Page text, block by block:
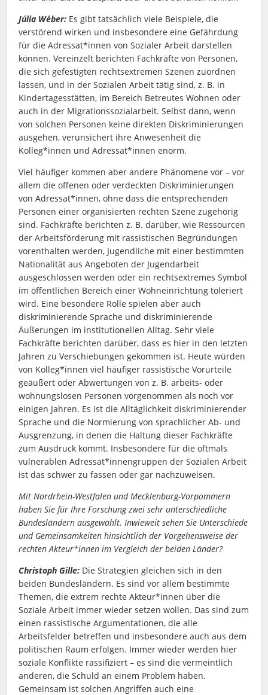
Júlia Wéber: Es gibt tatsächlich viele Beispiele, die
verstörend wirken und insbesondere eine Gefährdung
für die Adressat*innen von Sozialer Arbeit darstellen
können. Vereinzelt berichten Fachkräfte von Personen,
die sich gefestigten rechtsextremen Szenen zuordnen
lassen, und in der Sozialen Arbeit tätig sind, z. B. in
Kindertagesstätten, im Bereich Betreutes Wohnen oder
auch in der Migrationssozialarbeit. Selbst dann, wenn
von solchen Personen keine direkten Diskriminierungen
ausgehen, verunsichert ihre Anwesenheit die
Kolleg*innen und Adressat*innen enorm.
Viel häufiger kommen aber andere Phänomene vor – vor
allem die offenen oder verdeckten Diskriminierungen
von Adressat*innen, ohne dass die entsprechenden
Personen einer organisierten rechten Szene zugehörig
sind. Fachkräfte berichten z. B. darüber, wie Ressourcen
der Arbeitsförderung mit rassistischen Begründungen
vorenthalten werden, Jugendliche mit einer bestimmten
Nationalität aus Angeboten der Jugendarbeit
ausgeschlossen werden oder ein rechtsextremes Symbol
im öffentlichen Bereich einer Wohneinrichtung toleriert
wird. Eine besondere Rolle spielen aber auch
diskriminierende Sprache und diskriminierende
Äußerungen im institutionellen Alltag. Sehr viele
Fachkräfte berichten darüber, dass es hier in den letzten
Jahren zu Verschiebungen gekommen ist. Heute würden
von Kolleg*innen viel häufiger rassistische Vorurteile
geäußert oder Abwertungen von z. B. arbeits- oder
wohnungslosen Personen vorgenommen als noch vor
einigen Jahren. Es ist die Alltäglichkeit diskriminierender
Sprache und die Normierung von sprachlicher Ab- und
Ausgrenzung, in denen die Haltung dieser Fachkräfte
zum Ausdruck kommt. Insbesondere für die oftmals
vulnerablen Adressat*innengruppen der Sozialen Arbeit
ist das schwer zu fassen oder gar nachzuweisen.
Mit Nordrhein-Westfalen und Mecklenburg-Vorpommern
haben Sie für Ihre Forschung zwei sehr unterschiedliche
Bundesländern ausgewählt. Inwieweit sehen Sie Unterschiede
und Gemeinsamkeiten hinsichtlich der Vorgehensweise der
rechten Akteur*innen im Vergleich der beiden Länder?
Christoph Gille: Die Strategien gleichen sich in den
beiden Bundesländern. Es sind vor allem bestimmte
Themen, die extrem rechte Akteur*innen über die
Soziale Arbeit immer wieder setzen wollen. Das sind zum
einen rassistische Argumentationen, die alle
Arbeitsfelder betreffen und insbesondere auch aus dem
politischen Raum erfolgen. Immer wieder werden hier
soziale Konflikte rassifiziert – es sind die vermeintlich
anderen, die Schuld an einem Problem haben.
Gemeinsam ist solchen Angriffen auch eine